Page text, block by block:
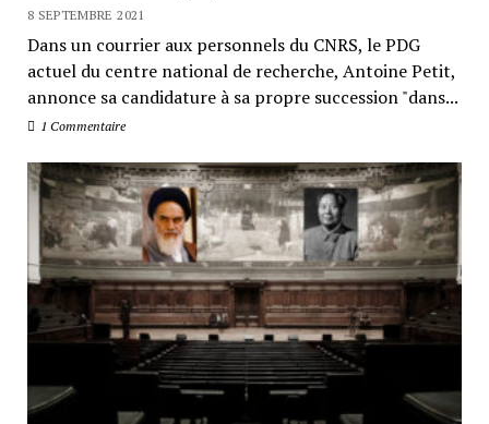
8 SEPTEMBRE 2021
Dans un courrier aux personnels du CNRS, le PDG
actuel du centre national de recherche, Antoine Petit,
annonce sa candidature à sa propre succession "dans...
1 Commentaire